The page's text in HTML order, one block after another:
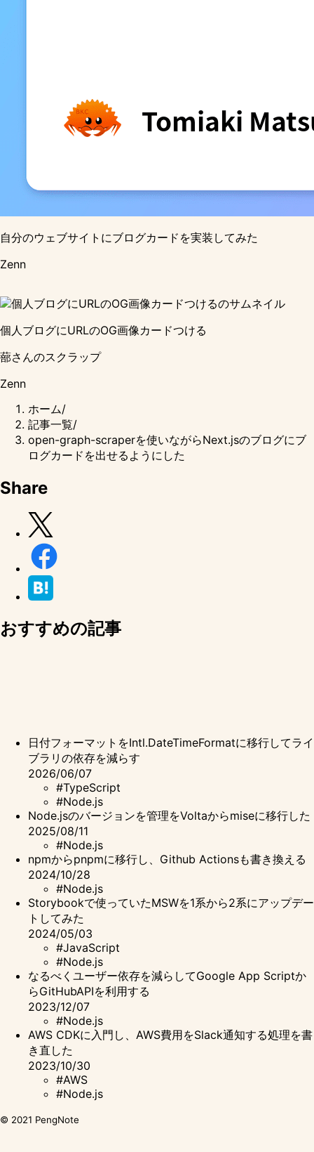
自分のウェブサイトにブログカードを実装してみた
Zenn
個人ブログにURLのOG画像カードつける
蔀さんのスクラップ
Zenn
ホーム/
記事一覧/
open-graph-scraperを使いながらNext.jsのブログにブ
ログカードを出せるようにした
Share
おすすめの記事
日付フォーマットをIntl.DateTimeFormatに移行してライ
ブラリの依存を減らす
2026/06/07
#TypeScript
#Node.js
Node.jsのバージョンを管理をVoltaからmiseに移行した
2025/08/11
#Node.js
npmからpnpmに移行し、Github Actionsも書き換える
2024/10/28
#Node.js
Storybookで使っていたMSWを1系から2系にアップデー
トしてみた
2024/05/03
#JavaScript
#Node.js
なるべくユーザー依存を減らしてGoogle App Scriptか
らGitHubAPIを利用する
2023/12/07
#Node.js
AWS CDKに入門し、AWS費用をSlack通知する処理を書
き直した
2023/10/30
#AWS
#Node.js
© 2021 PengNote